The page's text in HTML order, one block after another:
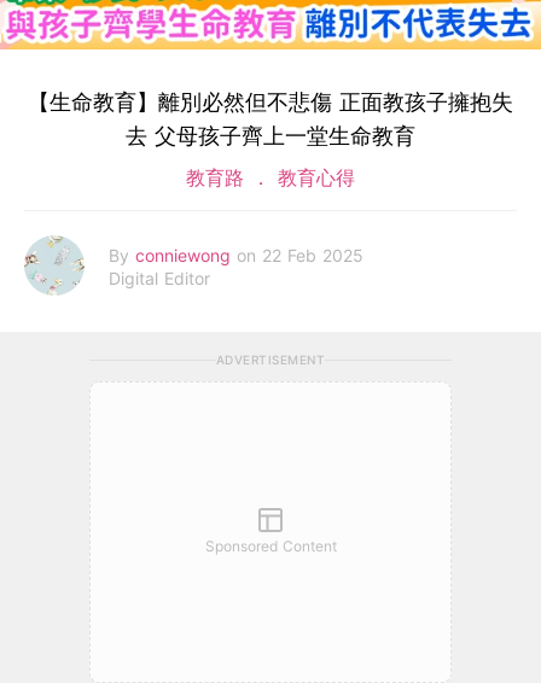
【生命教育】離別必然但不悲傷 正面教孩子擁抱失
去 父母孩子齊上一堂生命教育
教育路 教育心得
By conniewong on 22 Feb 2025
Digital Editor
ADVERTISEMENT
Sponsored Content